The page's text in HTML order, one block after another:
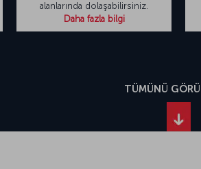
alanlarında dolaşabilirsiniz.
Daha fazla bilgi
TÜMÜNÜ